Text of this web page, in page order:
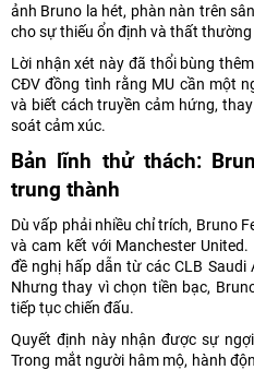
ảnh Bruno la hét, phàn nàn trên
cho sự thiếu ổn định và thất
Lời nhận xét này đã thổi bùng
CĐV đồng tình rằng MU cần một
và biết cách truyền cảm hứng,
soát cảm xúc.
Bản lĩnh thử thách:
trung thành
Dù vấp phải nhiều chỉ trích, Bruno
và cam kết với Manchester
đề nghị hấp dẫn từ các CLB
Nhưng thay vì chọn tiền bạc,
tiếp tục chiến đấu.
Quyết định này nhận được sự
Trong mắt người hâm mộ, hành